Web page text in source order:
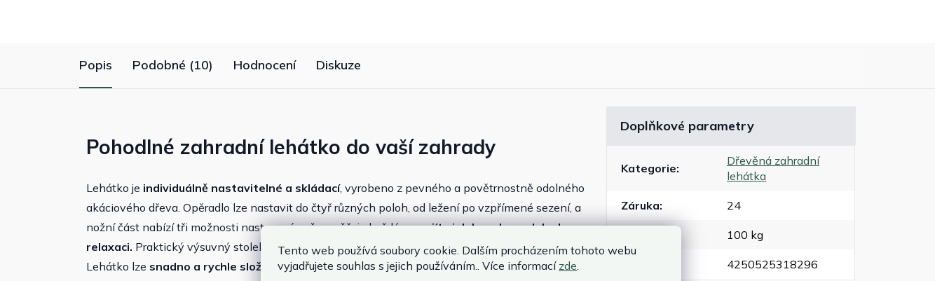
Tento web používá soubory cookie. Dalším procházením tohoto webu
vyjadřujete souhlas s jejich používáním.. Více informací zde.
Popis Podobné (10) Hodnocení Diskuze
Pohodlné zahradní lehátko do vaší zahrady
Lehátko je individuálně nastavitelné a skládací, vyrobeno z pevného a povětrnostně odolného
akáciového dřeva. Opěradlo lze nastavit do čtyř různých poloh, od ležení po vzpřímené sezení, a
nožní část nabízí tři možnosti nastavení, což umožňuje každémunajít si dokonalou polohu k
relaxaci. Praktický výsuvný stolek na obou stranách poskytuje dostatek místa pro nápoje či knihy.
Lehátko lze snadno a rychle složit
, a díky dvěma kolům jej můžete snadno přesouvat a skladovat s
Doplňkové parametry
Kategorie:
Dřevěná zahradní
lehátka
Záruka: 24
100 kg
4250525318296